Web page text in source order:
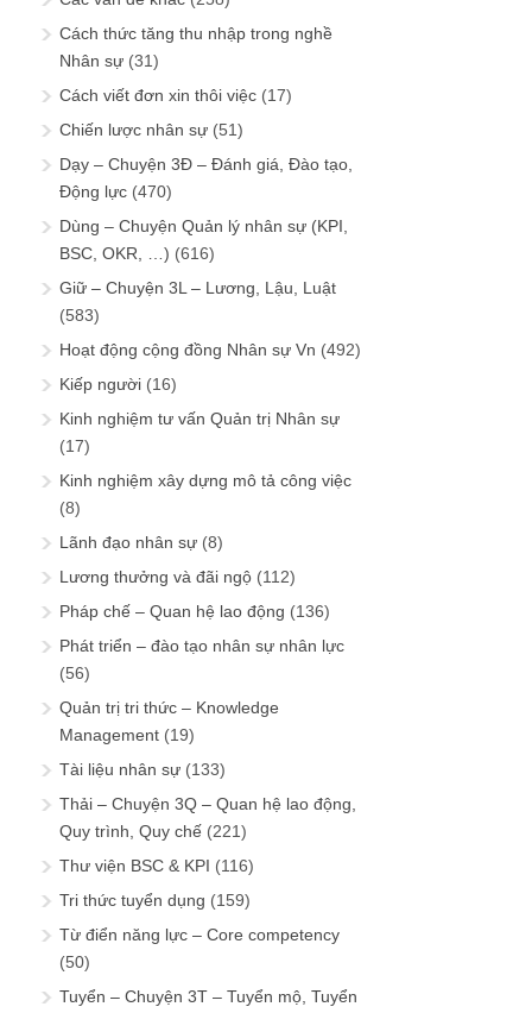
Cách thức tăng thu nhập trong nghề
Nhân sự (31)
Cách viết đơn xin thôi việc (17)
Chiến lược nhân sự (51)
Dạy – Chuyện 3Đ – Đánh giá, Đào tạo,
Động lực (470)
Dùng – Chuyện Quản lý nhân sự (KPI,
BSC, OKR, …) (616)
Giữ – Chuyện 3L – Lương, Lậu, Luật
(583)
Hoạt động cộng đồng Nhân sự Vn (492)
Kiếp người (16)
Kinh nghiệm tư vấn Quản trị Nhân sự
(17)
Kinh nghiệm xây dựng mô tả công việc
(8)
Lãnh đạo nhân sự (8)
Lương thưởng và đãi ngộ (112)
Pháp chế – Quan hệ lao động (136)
Phát triển – đào tạo nhân sự nhân lực
(56)
Quản trị tri thức – Knowledge
Management (19)
Tài liệu nhân sự (133)
Thải – Chuyện 3Q – Quan hệ lao động,
Quy trình, Quy chế (221)
Thư viện BSC & KPI (116)
Tri thức tuyển dụng (159)
Từ điển năng lực – Core competency
(50)
Tuyển – Chuyện 3T – Tuyển mộ, Tuyển